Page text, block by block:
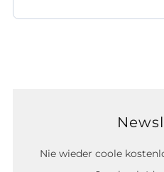
Nie wieder coole